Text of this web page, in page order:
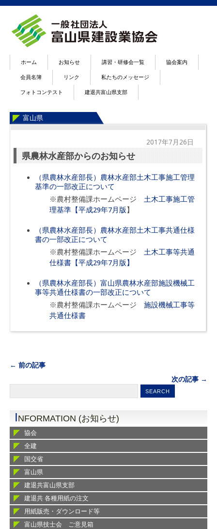
ホーム お知らせ 講習・研修会一覧 協会案内
会員名簿 リンク 私たちのメッセージ
フォトコンテスト 建退共富山県支部
富山県
2017年7月26日
県農林水産部からのお知らせ
（県農林水産部長）農林水産部土木工事施工管理
基準の一部改正について
※農村整備課ホームページ土木工事施工管
理基準【平成29年7月版 】
（県農林水産部長）農林水産部土木工事共通仕様
書の一部改正について
※農村整備課ホームページ土木工事等共通
仕様書【平成29年7月版】
（県農林水産部長）富山県農林水産部施設機械工
事等共通仕様書の一部改正について
※農村整備課ホームページ施設機械工事等
共通仕様書
← 前の記事
次の記事 →
INFORMATION (お知らせ)
協会
全建
国交省
富山県
建退共富山県支部
建退共 各種用紙の注文
用紙販売・ダウンロード等
富山県技士会 ご意見箱